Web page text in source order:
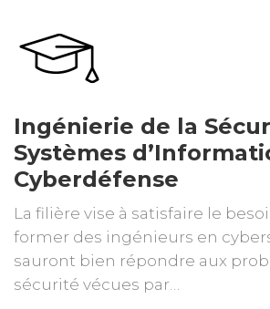
Ingénierie de la
Systèmes
Cyberdéfense
La filière vise à satisfaire le
former des ingénieurs en
sauront bien répondre aux
sécurité vécues par…